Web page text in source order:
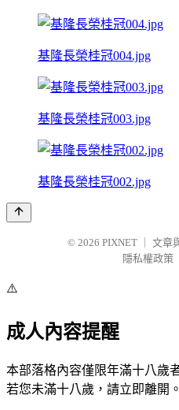
基隆長榮桂冠004.jpg
基隆長榮桂冠003.jpg
基隆長榮桂冠002.jpg
© 2026 PIXNET
文章
隱私權政策
⚠️
成人內容提醒
本部落格內容僅限年滿十八歲
若您未滿十八歲，請立即離開。